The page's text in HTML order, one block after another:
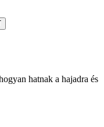
hatnak a hajadra és